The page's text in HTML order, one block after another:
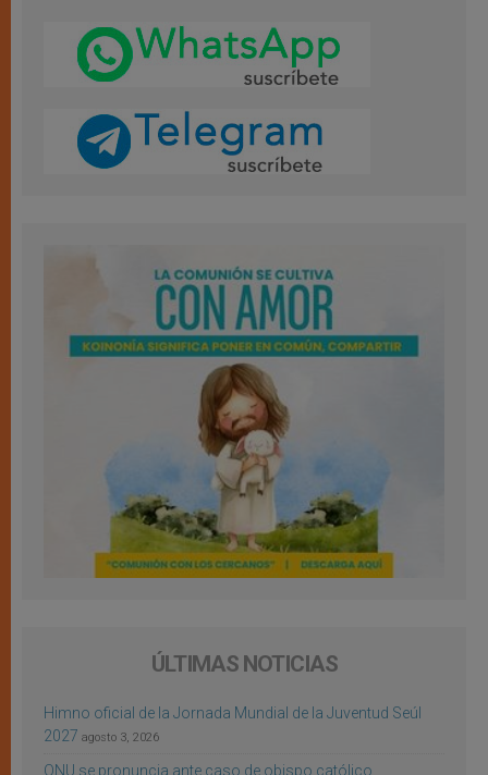
ÚLTIMAS NOTICIAS
Himno oficial de la Jornada Mundial de la Juventud Seúl
2027 agosto 3, 2026
ONU se pronuncia ante caso de obispo católico